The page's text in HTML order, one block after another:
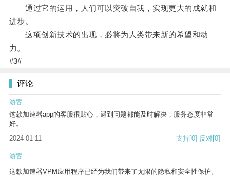
通过它的运用，人们可以突破自我，实现更大的成就和
进步。
这项创新技术的出现，必将为人类带来新的希望和动
力。
#3#
评论
游客
这款加速器app的客服很贴心，遇到问题都能及时解决，服务态度非常
好。
2024-01-11
支持[0] 反对[0]
游客
这款加速器VPM应用程序已经为我们带来了无限的隐私和安全性保护。